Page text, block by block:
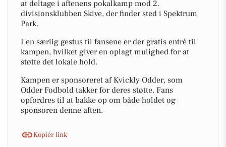
at deltage i aftenens pokalkamp mod 2.
divisionsklubben Skive, der finder sted i Spektrum
Park.
I en særlig gestus til fansene er der gratis entré til
kampen, hvilket giver en oplagt mulighed for at
støtte det lokale hold.
Kampen er sponsoreret af Kvickly Odder, som
Odder Fodbold takker for deres støtte. Fans
opfordres til at bakke op om både holdet og
sponsoren denne aften.
Kopiér link